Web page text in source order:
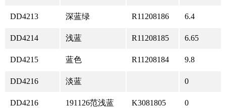
DD4213 深蓝绿 R11208186 6.4
DD4214 浅蓝 R11208185 6.65
DD4215 蓝色 R11208184 9.8
DD4216 淡蓝 0
DD4216 191126范浅蓝 K3081805 0